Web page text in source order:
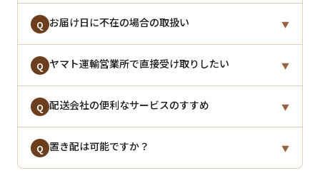
ンセルし、再度まとめてご注文ください。
※ご連絡いただいたタイミングによってはキャンセル
を承ることができない場合もございます。
A 「出荷完了メール」にお荷物の「お問い合わせ番号」
ください。
Q お届け日に不在の場合の取扱い ▼
A 「不在通知票」が投函されますので、直接ヤマト運輸
規定保管期間を過ぎても商品をお受け取りいただけな
※出荷後のキャンセルは承ることが出来かねます。商
Q ヤマト運輸営業所で直接受け取りしたい ▼
A ヤマト運輸営業所でのお受け取りをご希望の場合は、
さい。
Q 配送会社の便利なサービスのすすめ ▼
A ヤマト運輸のサービスに登録すると、配送状況確認・
Q 置き配は可能ですか？ ▼